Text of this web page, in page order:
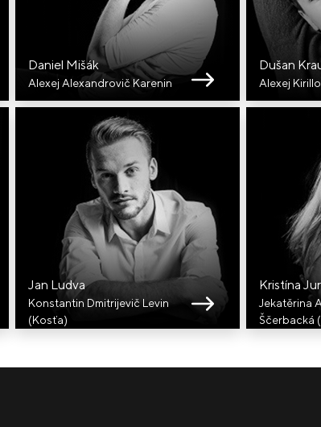
Daniel Mišák
Alexej Alexandrovič Karenin
Dušan
Alexej
Jan Ludva
Konstantin Dmitrijevič Levin
(Kosťa)
Kristína
Jekatěrina
Ščerbacká